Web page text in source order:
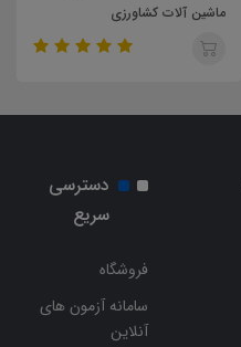
ماشین آلات کشاورزی
دسترسی
سریع
فروشگاه
سامانه آزمون های
آنلاین